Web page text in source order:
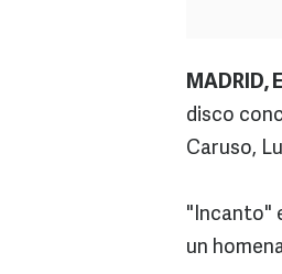
MADRID,
disco
Caruso,
"Incanto"
un